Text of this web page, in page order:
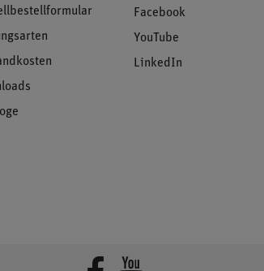
Facebook
YouTube
LinkedIn